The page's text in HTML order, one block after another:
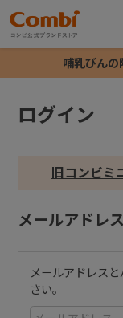
哺乳びん
ログイン
旧コンビ
メールアドレ
メールアドレス
さい。